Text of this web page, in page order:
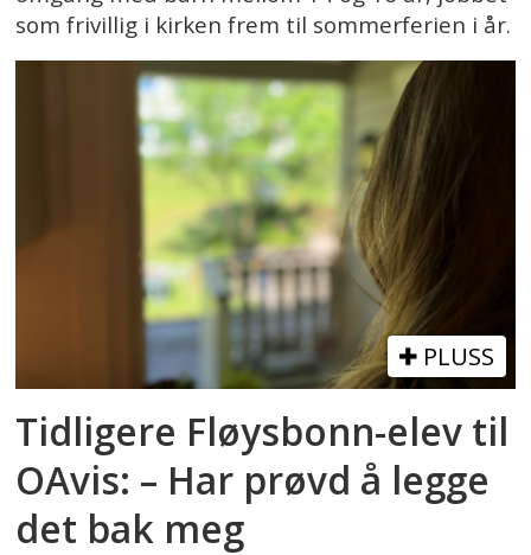
som frivillig i kirken frem til sommerferien i år.
PLUSS
Tidligere Fløysbonn-elev til
OAvis: – Har prøvd å legge
det bak meg